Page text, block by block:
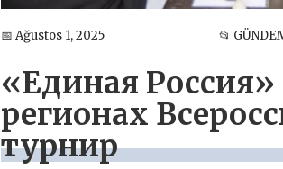
📅 Ağustos 1, 2025 📂
«Единая Россия»
регионах
турнир